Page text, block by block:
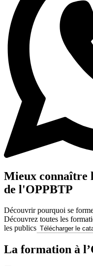
Mieux connaître
de l'OPPBTP
Découvrir pourquoi se
Découvrez toutes les
les publics Télécharger le
La formation à